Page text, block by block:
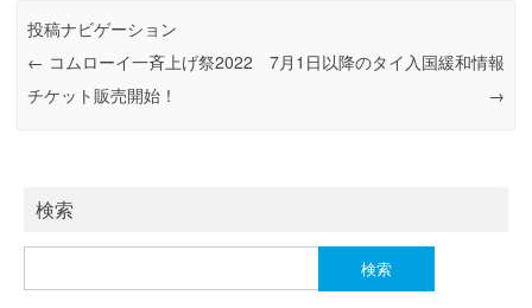
o
k
n
投稿ナビゲーション
← コムローイ一斉上げ祭2022
チケット販売開始！
7月1日以降のタイ入国緩和情報
→
検索
索: